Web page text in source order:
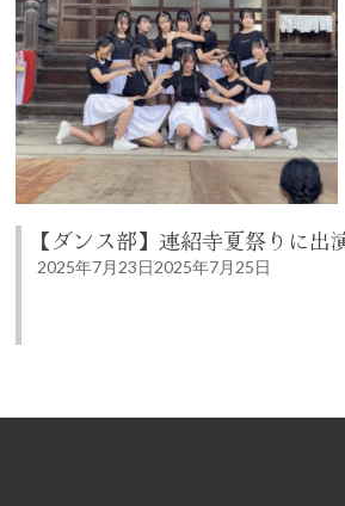
【ダンス部】連紹寺夏祭りに出
2025年7月23日2025年7月25日